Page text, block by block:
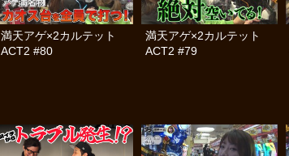
満天アゲ×2カルテット
ACT2 #80
満天アゲ×2カルテット
ACT2 #79